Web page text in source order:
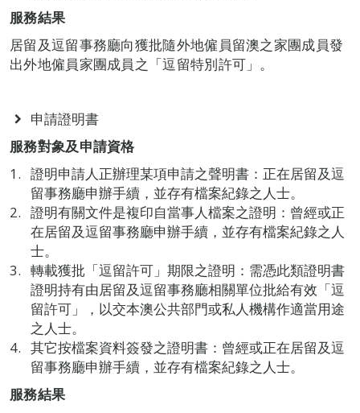
服務結果
居留及逗留事務廳向獲批隨外地僱員留澳之家團成員發
出外地僱員家團成員之「逗留特別許可」。
申請證明書
服務對象及申請資格
證明申請人正辦理某項申請之聲明書：正在居留及逗
留事務廳申辦手續，並存有檔案紀錄之人士。
證明有關文件是複印自當事人檔案之證明：曾經或正
在居留及逗留事務廳申辦手續，並存有檔案紀錄之人
士。
轉載獲批「逗留許可」期限之證明：需憑此類證明書
證明持有由居留及逗留事務廳相關單位批給有效「逗
留許可」，以交本澳公共部門或私人機構作適當用途
之人士。
其它按檔案資料簽發之證明書：曾經或正在居留及逗
留事務廳申辦手續，並存有檔案紀錄之人士。
服務結果